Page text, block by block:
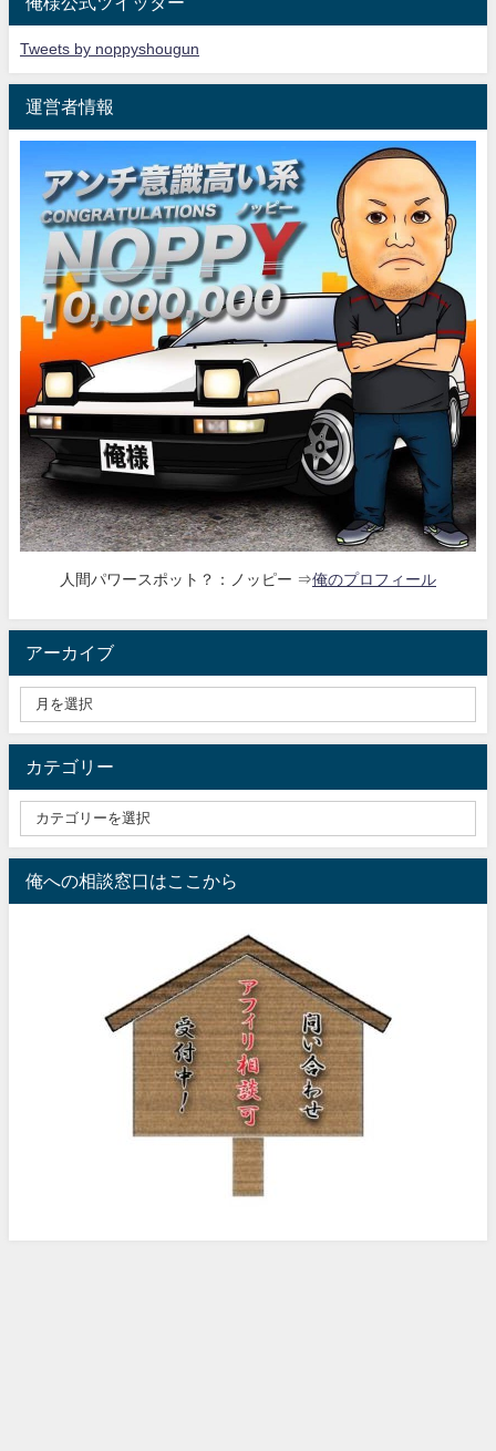
Tweets by noppyshougun
運営者情報
人間パワースポット？：ノッピー ⇒俺のプロフィール
アーカイブ
カテゴリー
俺への相談窓口はここから